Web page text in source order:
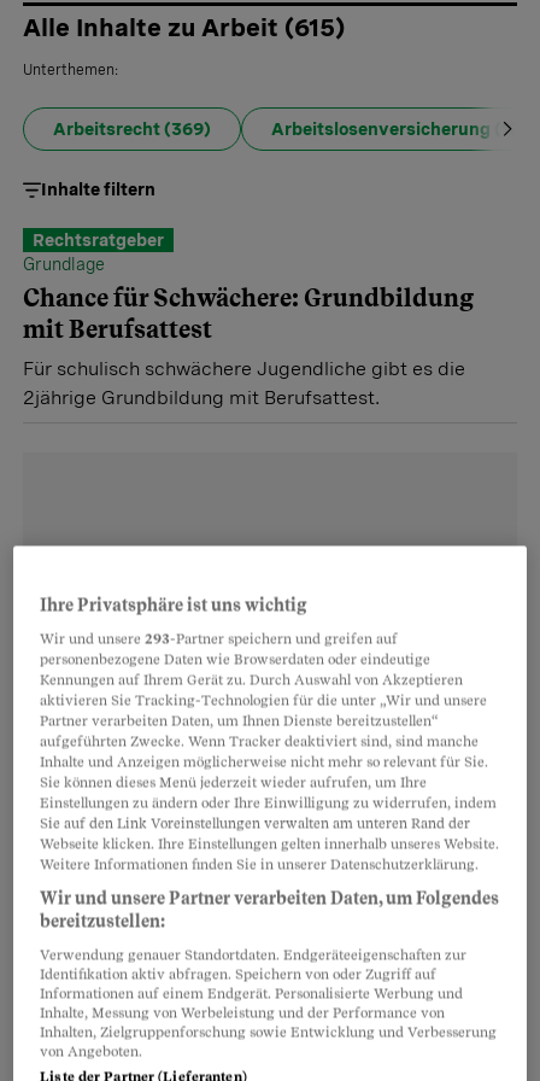
Arbeitslosenversicherung und Stellensuche. Junge
Alle Inhalte zu Arbeit (615)
Unterthemen:
Arbeitsrecht(369) Arbeitslosenversicherung (123)
Inhalte filtern
Rechtsratgeber
Grundlage
Chance für Schwächere: Grundbildung
mit Berufsattest
Für schulisch schwächere Jugendliche gibt es die
2jährige Grundbildung mit Berufsattest.
Rechtsratgeber
Grundlage
Die Anforderungen an den Lehrberuf
checken
So finden Sie heraus, welche Voraussetzungen Sie für
Ihren Wunschberuf mitbringen müssen.
Rechtsratgeber
Grundlage
Ihre Privatsphäre ist uns wichtig
Wir und unsere293-Partner speichern und greifen auf
personenbezogene Daten wie Browserdaten oder eindeutige
Kennungen auf Ihrem Gerät zu. Durch Auswahl von Akzeptieren
aktivieren Sie Tracking-Technologien für die unter „Wir und unsere
Partner verarbeiten Daten, um Ihnen Dienste bereitzustellen“
aufgeführten Zwecke. Wenn Tracker deaktiviert sind, sind manche
Inhalte und Anzeigen möglicherweise nicht mehr so relevant für Sie.
Sie können dieses Menü jederzeit wieder aufrufen, um Ihre
Einstellungen zu ändern oder Ihre Einwilligung zu widerrufen, indem
Sie auf den Link Voreinstellungen verwalten am unteren Rand der
Webseite klicken. Ihre Einstellungen gelten innerhalb unseres Website.
Weitere Informationen finden Sie in unserer Datenschutzerklärung.
Wir und unsere Partner verarbeiten Daten, um Folgendes
bereitzustellen:
Verwendung genauer Standortdaten. Endgeräteeigenschaften zur
Identifikation aktiv abfragen. Speichern von oder Zugriff auf
Informationen auf einem Endgerät. Personalisierte Werbung und
Inhalte, Messung von Werbeleistung und der Performance von
Inhalten, Zielgruppenforschung sowie Entwicklung und Verbesserung
von Angeboten.
Liste der Partner (Lieferanten)